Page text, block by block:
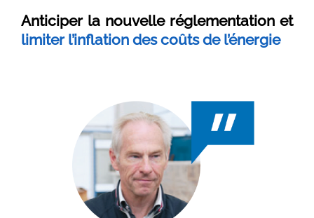
Anticiper la nouvelle réglementation et
limiter l’inflation des coûts de l’énergie